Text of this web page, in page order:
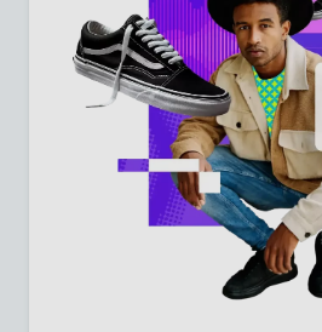
Preisanfrage stellen
Nachname*
Unternehmen*